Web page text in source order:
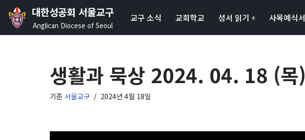
콘
대한성공회 서울교구
Anglican Diocese of Seoul
교구 소식 교회학교 성서 읽기 사목예식서
생활과 묵상 2024. 04. 18 (목)
기준 서울교구 2024년 4월 18일